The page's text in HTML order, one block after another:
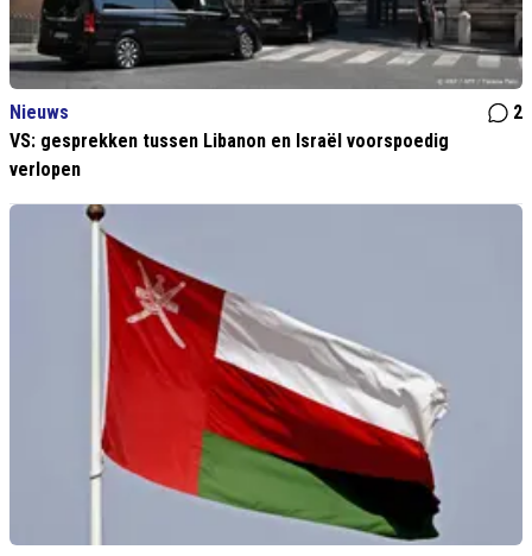
Nieuws
2
VS: gesprekken tussen Libanon en Israël voorspoedig
verlopen